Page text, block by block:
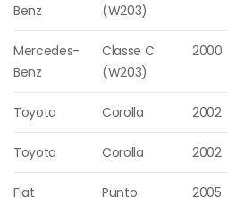
Benz
(W203)
Mercedes-
Benz
Classe C
(W203)
2000
Toyota Corolla 2002
Toyota Corolla 2002
Fiat
Punto
2005